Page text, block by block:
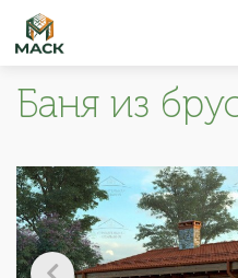
Баня из